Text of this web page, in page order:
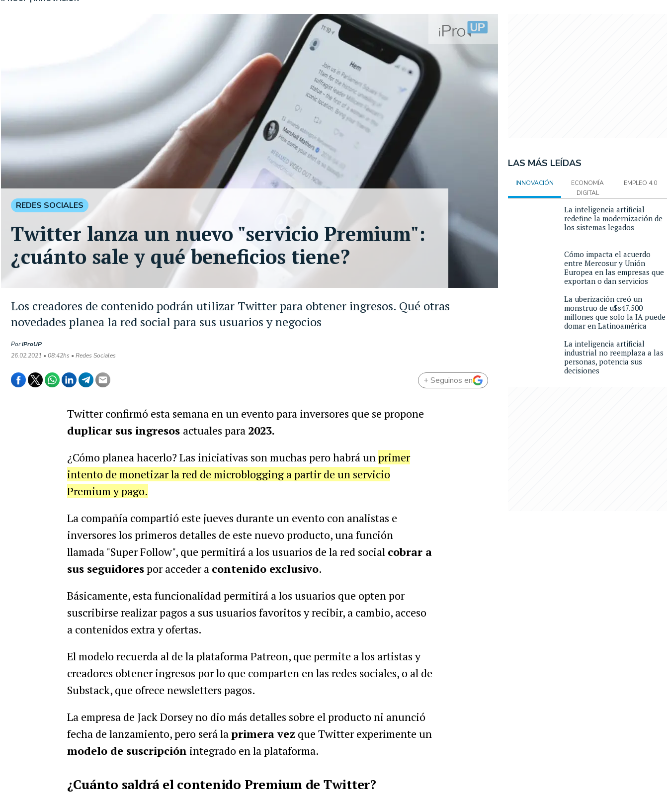
Los creadores de contenido podrán utilizar Twitter para obtener ingresos. Qué otras
novedades planea la red social para sus usuarios y negocios
PoriProUP
26.02.2021 • 08:42hs • Redes Sociales
REDES SOCIALES
Twitter lanza un nuevo "servicio Premium":
¿cuánto sale y qué beneficios tiene?
+ Seguinos en
Twitter confirmó esta semana en un evento para inversores que se propone
duplicar sus ingresos actuales para 2023.
¿Cómo planea hacerlo? Las iniciativas son muchas pero habrá unprimer
intento de monetizar la red de microblogging a partir de un servicio
Premium y pago.
La compañía compartió este jueves durante un evento con analistas e
inversores los primeros detalles de este nuevo producto, una función
llamada "Super Follow", que permitirá a los usuarios de la red social cobrar a
sus seguidorespor acceder a contenido exclusivo.
Básicamente, esta funcionalidad permitirá a los usuarios que opten por
suscribirse realizar pagos a sus usuarios favoritos y recibir, a cambio, acceso
a contenidos extra y ofertas.
El modelo recuerda al de la plataforma Patreon, que permite a los artistas y
creadores obtener ingresos por lo que comparten en las redes sociales, o al de
Substack, que ofrece newsletters pagos.
La empresa de Jack Dorsey no dio más detalles sobre el producto ni anunció
fecha de lanzamiento, pero será laprimera vez que Twitter experimente un
modelo de suscripción integrado en la plataforma.
¿Cuánto saldrá el contenido Premium de Twitter?
LAS MÁS LEÍDAS
INNOVACIÓN
ECONOMÍA
DIGITAL
EMPLEO 4.0
La inteligencia artificial
redefine la modernización de
los sistemas legados
Cómo impacta el acuerdo
entre Mercosur y Unión
Europea en las empresas que
exportan o dan servicios
La uberización creó un
monstruo de u$s47.500
millones que solo la IA puede
domar en Latinoamérica
La inteligencia artificial
industrial no reemplaza a las
personas, potencia sus
decisiones